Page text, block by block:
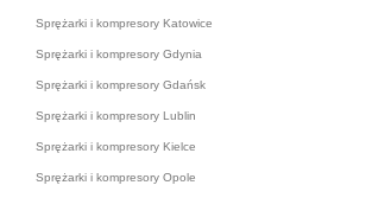
Sprężarki i kompresory Katowice
Sprężarki i kompresory Gdynia
Sprężarki i kompresory Gdańsk
Sprężarki i kompresory Lublin
Sprężarki i kompresory Kielce
Sprężarki i kompresory Opole